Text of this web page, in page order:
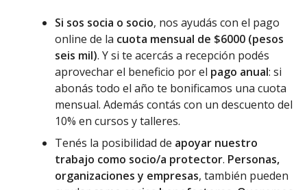
Si sos socia o socio, nos ayudás con el pago
online de la cuota mensual de $6000 (pesos
seis mil). Y si te acercás a recepción podés
aprovechar el beneficio por el pago anual: si
abonás todo el año te bonificamos una cuota
mensual. Además contás con un descuento del
10% en cursos y talleres.
Tenés la posibilidad de apoyar nuestro
trabajo como socio/a protector. Personas,
organizaciones y empresas, también pueden